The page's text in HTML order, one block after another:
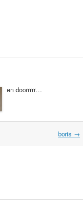
en doorrrrr…
boris →